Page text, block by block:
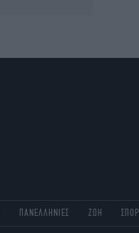
ΠΑΝΕΛΛΗΝΙΕΣ ΖΩΗ ΣΠΟΡ